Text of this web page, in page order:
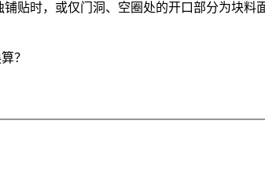
贴时，或仅门洞、空圈处的开口部分为块料
？